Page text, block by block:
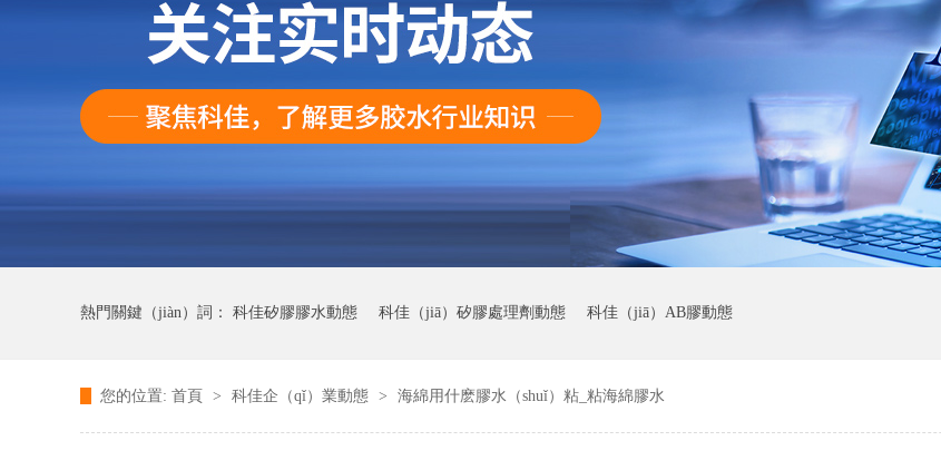
熱門關鍵（jiàn）詞： 科佳矽膠膠水動態 科佳（jiā）矽膠處理劑動態 科佳（jiā）AB膠動態
科佳UV無影膠水動（dòng）態 科佳（jiā）快幹（gàn）膠動態
您的位置: 首頁 > 科佳企（qǐ）業動態 > 海綿用什麽膠水（shuǐ）粘_粘海綿膠水